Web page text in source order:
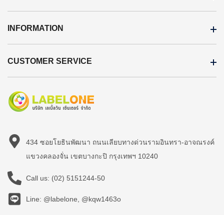
INFORMATION
CUSTOMER SERVICE
434 ซอยโยธินพัฒนา ถนนเลียบทางด่วนรามอินทรา-อาจณรงค์
แขวงคลองจั่น เขตบางกะปิ กรุงเทพฯ 10240
Call us: (02) 5151244-50
Line: @labelone, @kqw1463o